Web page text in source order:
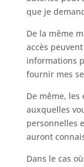
que je
De la même
accès
informations
fournir mes
De même,
auxquelles
personnelles
auront
Dans le cas